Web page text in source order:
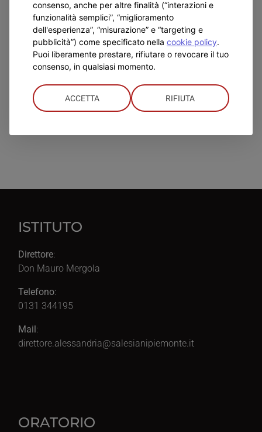
ISTITUTO
Direttore:
Don Mauro Mergola
Telefono:
0131 344195
Mail:
direttore.alessandria@salesianipiemonte.it
ORATORIO
consenso, anche per altre finalità (“interazioni e
funzionalità semplici”, “miglioramento
dell'esperienza”, “misurazione” e “targeting e
pubblicità”) come specificato nella cookie policy.
Puoi liberamente prestare, rifiutare o revocare il tuo
consenso, in qualsiasi momento.
ACCETTA RIFIUTA